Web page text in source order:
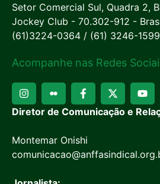
Setor Comercial Sul, Quadra 2,
Jockey Club - 70.302-912 -
(61)3224-0364 / (61) 3246-
Acompanhe nas Redes
Diretor de Comunicação e
Montemar Onishi